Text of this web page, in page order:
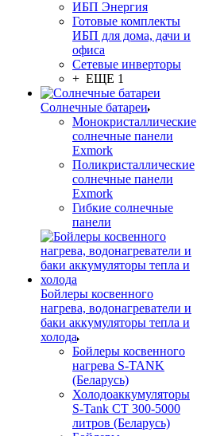
ИБП Энергия
Готовые комплекты
ИБП для дома, дачи и
офиса
Сетевые инверторы
+ ЕЩЕ 1
Солнечные батареи
Монокристаллические
солнечные панели
Exmork
Поликристаллические
солнечные панели
Exmork
Гибкие солнечные
панели
Бойлеры косвенного
нагрева, водонагреватели и
баки аккумуляторы тепла и
холода
Бойлеры косвенного
нагрева S-TANK
(Беларусь)
Холодоаккумуляторы
S-Tank СТ 300-5000
литров (Беларусь)